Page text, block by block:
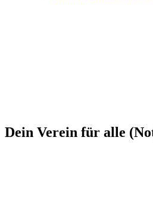
Dein Verein für alle